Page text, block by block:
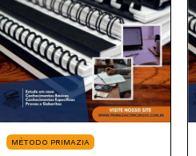
MÉTODO PRIMAZIA